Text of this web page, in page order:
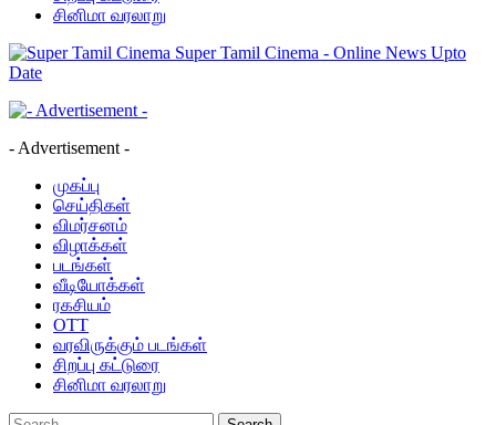
சினிமா வரலாறு
Super Tamil Cinema - Online News Upto
Date
- Advertisement -
முகப்பு
செய்திகள்
விமர்சனம்
விழாக்கள்
படங்கள்
வீடியோக்கள்
ரகசியம்
OTT
வரவிருக்கும் படங்கள்
சிறப்பு கட்டுரை
சினிமா வரலாறு